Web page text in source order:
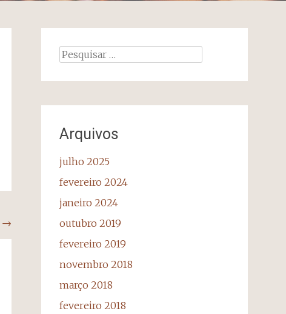
→
Pesquisar
Arquivos
julho 2025
fevereiro 2024
janeiro 2024
outubro 2019
fevereiro 2019
novembro 2018
março 2018
fevereiro 2018